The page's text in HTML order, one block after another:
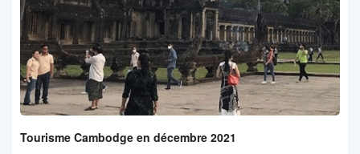
Tourisme Cambodge en décembre 2021